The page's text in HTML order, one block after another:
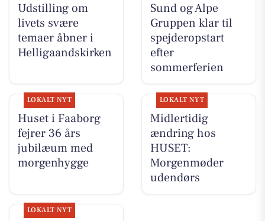
Udstilling om
livets svære
temaer åbner i
Helligaandskirken
Sund og Alpe
Gruppen klar til
spejderopstart
efter
sommerferien
LOKALT NYT
Huset i Faaborg
fejrer 36 års
jubilæum med
morgenhygge
LOKALT NYT
Midlertidig
ændring hos
HUSET:
Morgenmøder
udendørs
LOKALT NYT